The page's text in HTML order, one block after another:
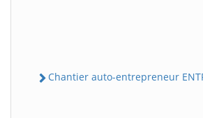
Chantier auto-entrepreneur